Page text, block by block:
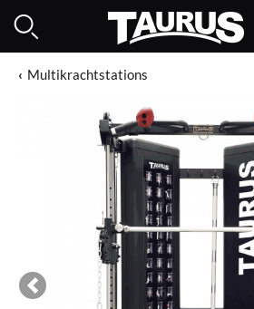
Multikrachtstations
Previous